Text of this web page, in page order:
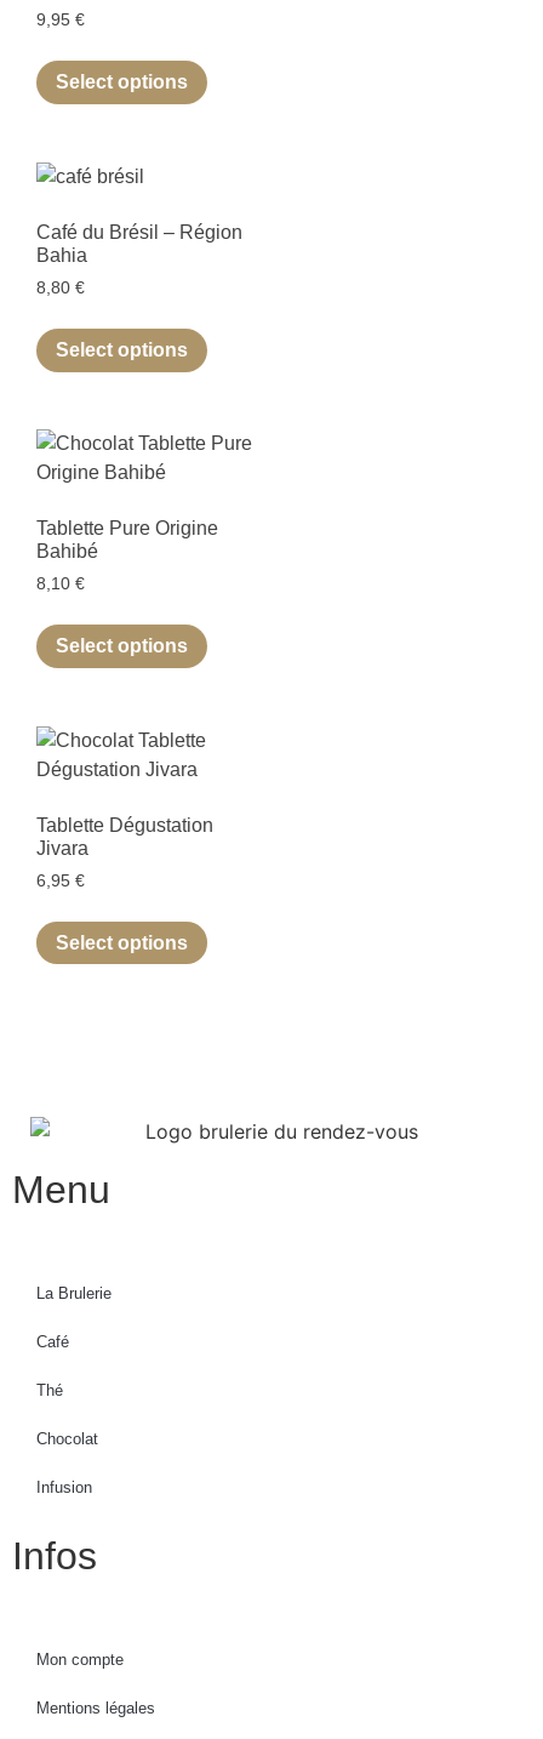
9,95 €
Select options
Café du Brésil – Région
Bahia
8,80 €
Select options
Tablette Pure Origine
Bahibé
8,10 €
Select options
Tablette Dégustation
Jivara
6,95 €
Select options
Menu
La Brulerie
Café
Thé
Chocolat
Infusion
Infos
Mon compte
Mentions légales